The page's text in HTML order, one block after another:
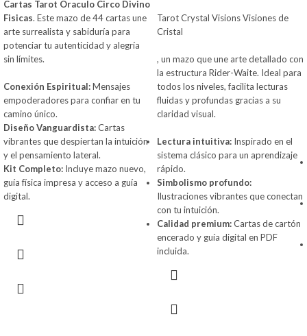
Cartas Tarot Oraculo Circo Divino
Fisicas. Este mazo de 44 cartas une
arte surrealista y sabiduría para
potenciar tu autenticidad y alegría
sin límites.
Conexión Espiritual:Mensajes
empoderadores para confiar en tu
camino único.
Diseño Vanguardista:Cartas
vibrantes que despiertan la intuición
y el pensamiento lateral.
Kit Completo: Incluye mazo nuevo,
guía física impresa y acceso a guía
digital.
Tarot Crystal Visions Visiones de
Cristal
, un mazo que une arte detallado con
la estructura Rider-Waite. Ideal para
todos los niveles, facilita lecturas
fluidas y profundas gracias a su
claridad visual.
Lectura intuitiva: Inspirado en el
sistema clásico para un aprendizaje
rápido.
Simbolismo profundo:
Ilustraciones vibrantes que conectan
con tu intuición.
Calidad premium:Cartas de cartón
encerado y guía digital en PDF
incluida.